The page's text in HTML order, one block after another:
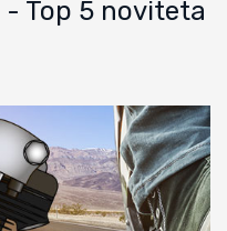
Top 5 noviteta